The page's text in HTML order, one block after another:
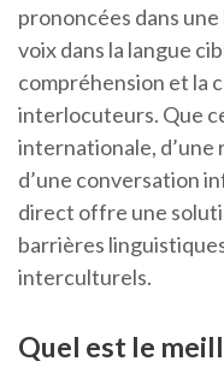
prononcées dans
voix dans la langue
compréhension et la
interlocuteurs. Que
internationale,
d’une conversation
direct offre une
barrières
interculturels.
Quel est le